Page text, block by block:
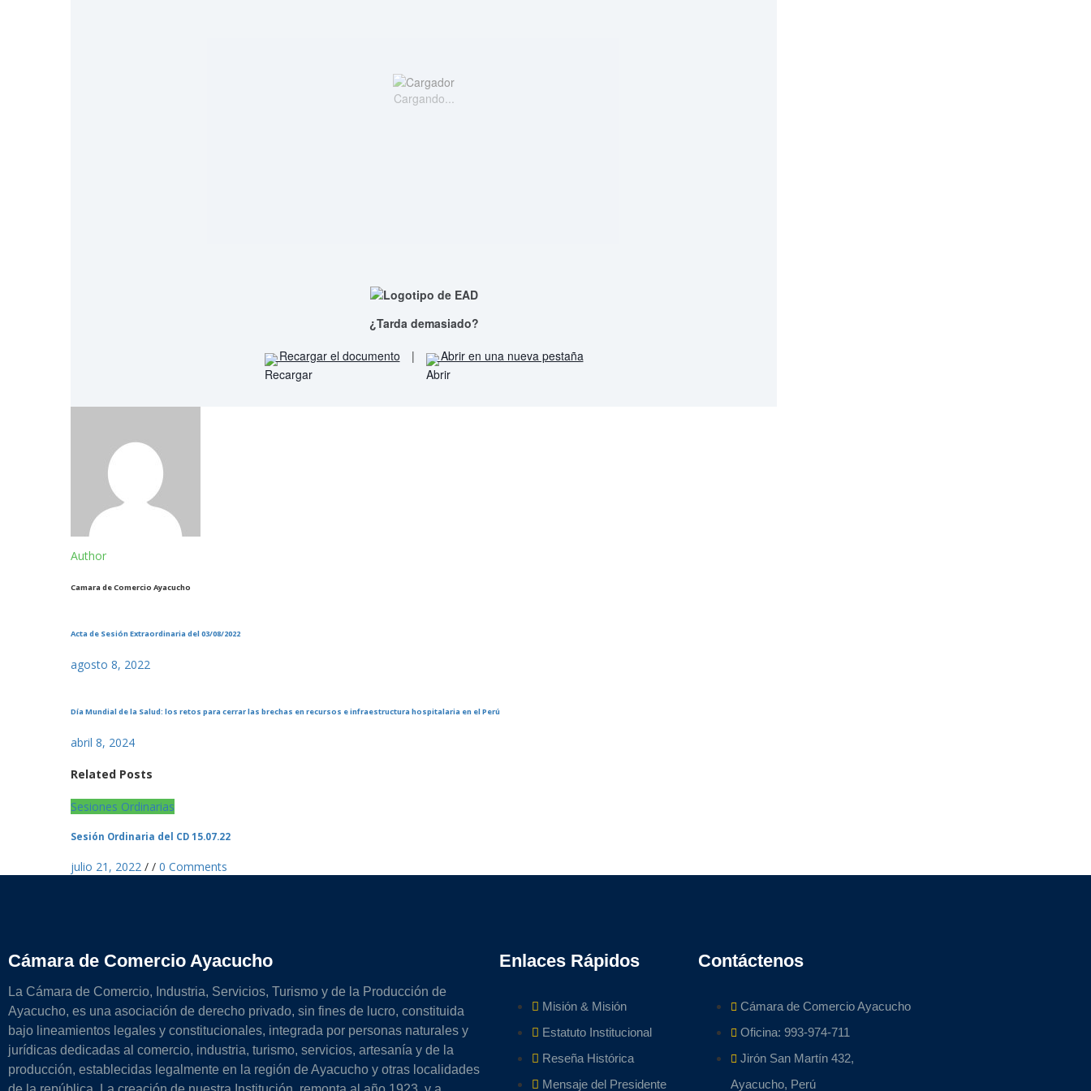
Cargando...
¿Tarda demasiado?
Recargar el documento
| Abrir en una nueva pestaña
Author
Camara de Comercio Ayacucho
Acta de Sesión Extraordinaria del 03/08/2022
agosto 8, 2022
Día Mundial de la Salud: los retos para cerrar las brechas en recursos e infraestructura hospitalaria en el Perú
abril 8, 2024
Related Posts
Sesiones Ordinarias
Sesión Ordinaria del CD 15.07.22
julio 21, 2022 / / 0 Comments
Cámara de Comercio Ayacucho
La Cámara de Comercio, Industria, Servicios, Turismo y de la Producción de
Ayacucho, es una asociación de derecho privado, sin fines de lucro, constituida
bajo lineamientos legales y constitucionales, integrada por personas naturales y
jurídicas dedicadas al comercio, industria, turismo, servicios, artesanía y de la
producción, establecidas legalmente en la región de Ayacucho y otras localidades
Enlaces Rápidos
Misión & Misión
Estatuto Institucional
Reseña Histórica
Mensaje del Presidente
Contáctenos
Cámara de Comercio Ayacucho
Oficina: 993-974-711
Jirón San Martín 432,
Ayacucho, Perú